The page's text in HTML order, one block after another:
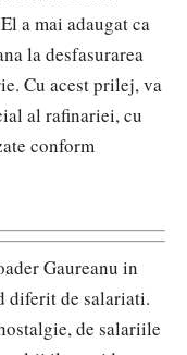
a mai adaugat ca
la desfasurarea
Cu acest prilej, va
al rafinariei, cu
conform
Gaureanu in
diferit de salariati.
de salariile